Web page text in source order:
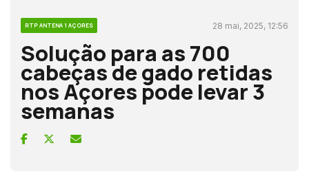
RTP ANTENA 1 AÇORES 28 mai, 2025, 12:56
Solução para as 700
cabeças de gado retidas
nos Açores pode levar 3
semanas